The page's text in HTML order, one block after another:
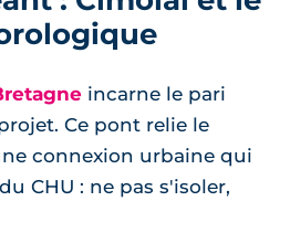
incarne le pari
Ce pont relie le
connexion urbaine qui
CHU : ne pas s'isoler,